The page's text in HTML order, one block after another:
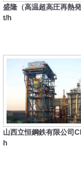
盛隆（高温超高圧再熱
t/h
山西立恒鋼鉄有限公司
h